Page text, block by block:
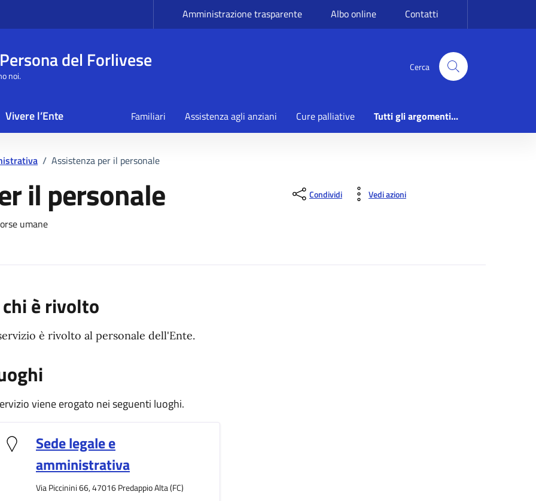
Amministrazione trasparente Albo online Contatti
del Forlivese
noi.
Cerca
Vivere l’Ente Familiari Assistenza agli anziani Cure palliative Tutti gli argomenti...
/ Assistenza per il personale
il personale
umane
Condividi Vedi azioni
è rivolto
è rivolto al personale dell'Ente.
viene erogato nei seguenti luoghi.
Sede legale e
amministrativa
Via Piccinini 66, 47016 Predappio Alta (FC)